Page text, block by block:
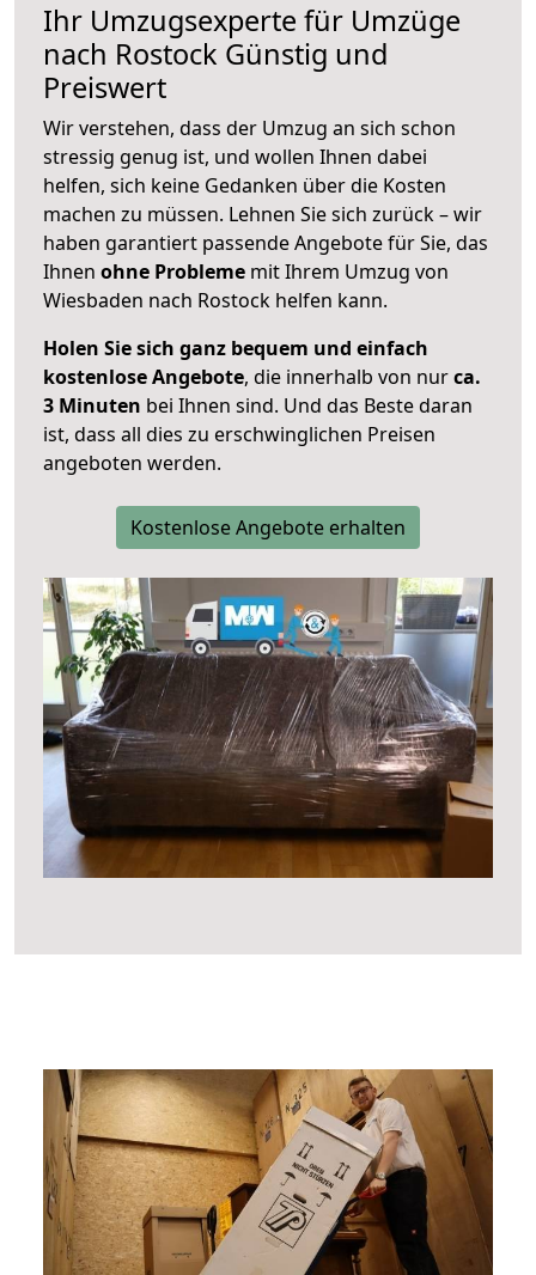
Ihr Umzugsexperte für Umzüge
nach Rostock Günstig und
Preiswert
Wir verstehen, dass der Umzug an sich schon
stressig genug ist, und wollen Ihnen dabei
helfen, sich keine Gedanken über die Kosten
machen zu müssen. Lehnen Sie sich zurück – wir
haben garantiert passende Angebote für Sie, das
Ihnen ohne Probleme mit Ihrem Umzug von
Wiesbaden nach Rostock helfen kann.
Holen Sie sich ganz bequem und einfach
kostenlose Angebote, die innerhalb von nurca.
3 Minuten bei Ihnen sind. Und das Beste daran
ist, dass all dies zu erschwinglichen Preisen
angeboten werden.
Kostenlose Angebote erhalten